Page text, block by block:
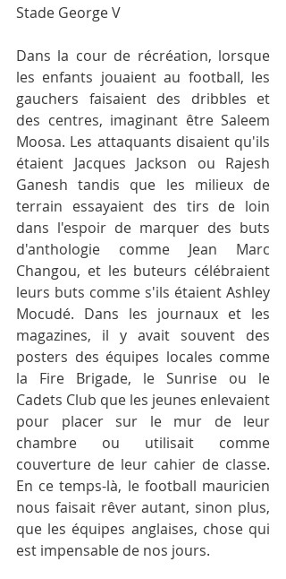
Stade George V
Dans la cour de récréation, lorsque
les enfants jouaient au football, les
gauchers faisaient des dribbles et
des centres, imaginant être Saleem
Moosa. Les attaquants disaient qu'ils
étaient Jacques Jackson ou Rajesh
Ganesh tandis que les milieux de
terrain essayaient des tirs de loin
dans l'espoir de marquer des buts
d'anthologie comme Jean Marc
Changou, et les buteurs célébraient
leurs buts comme s'ils étaient Ashley
Mocudé. Dans les journaux et les
magazines, il y avait souvent des
posters des équipes locales comme
la Fire Brigade, le Sunrise ou le
Cadets Club que les jeunes enlevaient
pour placer sur le mur de leur
chambre ou utilisait comme
couverture de leur cahier de classe.
En ce temps-là, le football mauricien
nous faisait rêver autant, sinon plus,
que les équipes anglaises, chose qui
est impensable de nos jours.